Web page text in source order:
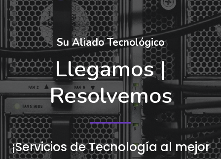
Su Aliado Tecnológico
Llegamos |
Resolvemos
¡Servicios de Tecnología al mejor